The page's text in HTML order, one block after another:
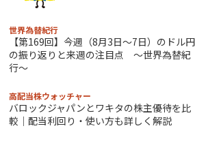
世界為替紀行
【第169回】今週（8月3日～7日）のドル円
の振り返りと来週の注目点 ～世界為替紀
行～
高配当株ウォッチャー
バロックジャパンとワキタの株主優待を比
較｜配当利回り・使い方も詳しく解説